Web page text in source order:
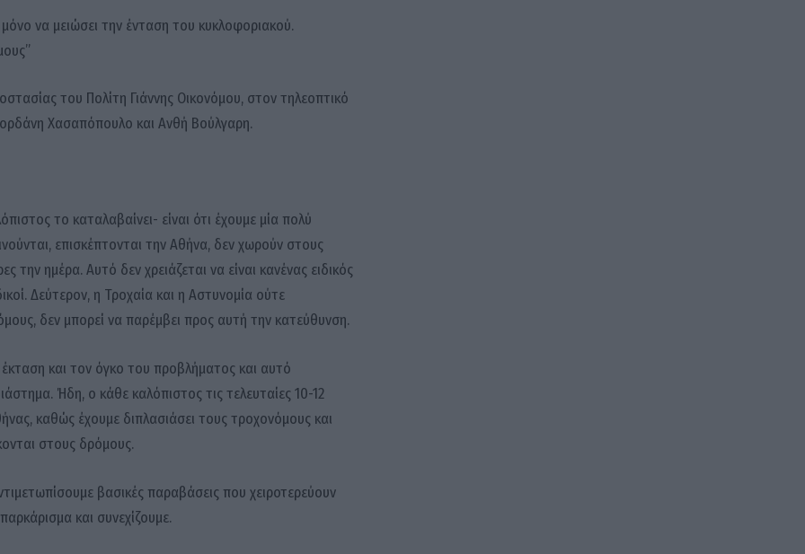
να μειώσει την ένταση του κυκλοφοριακού.
του Πολίτη Γιάννης Οικονόμου, στον τηλεοπτικό
Χασαπόπουλο και Ανθή Βούλγαρη.
το καταλαβαίνει- είναι ότι έχουμε μία πολύ
επισκέπτονται την Αθήνα, δεν χωρούν στους
την ημέρα. Αυτό δεν χρειάζεται να είναι κανένας ειδικός
Δεύτερον, η Τροχαία και η Αστυνομία ούτε
δεν μπορεί να παρέμβει προς αυτή την κατεύθυνση.
και τον όγκο του προβλήματος και αυτό
Ήδη, ο κάθε καλόπιστος τις τελευταίες 10-12
καθώς έχουμε διπλασιάσει τους τροχονόμους και
στους δρόμους.
βασικές παραβάσεις που χειροτερεύουν
και συνεχίζουμε.